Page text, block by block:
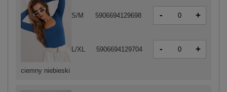
ciemny niebieski
S/M 5906694129698 - +
L/XL 5906694129704 - +